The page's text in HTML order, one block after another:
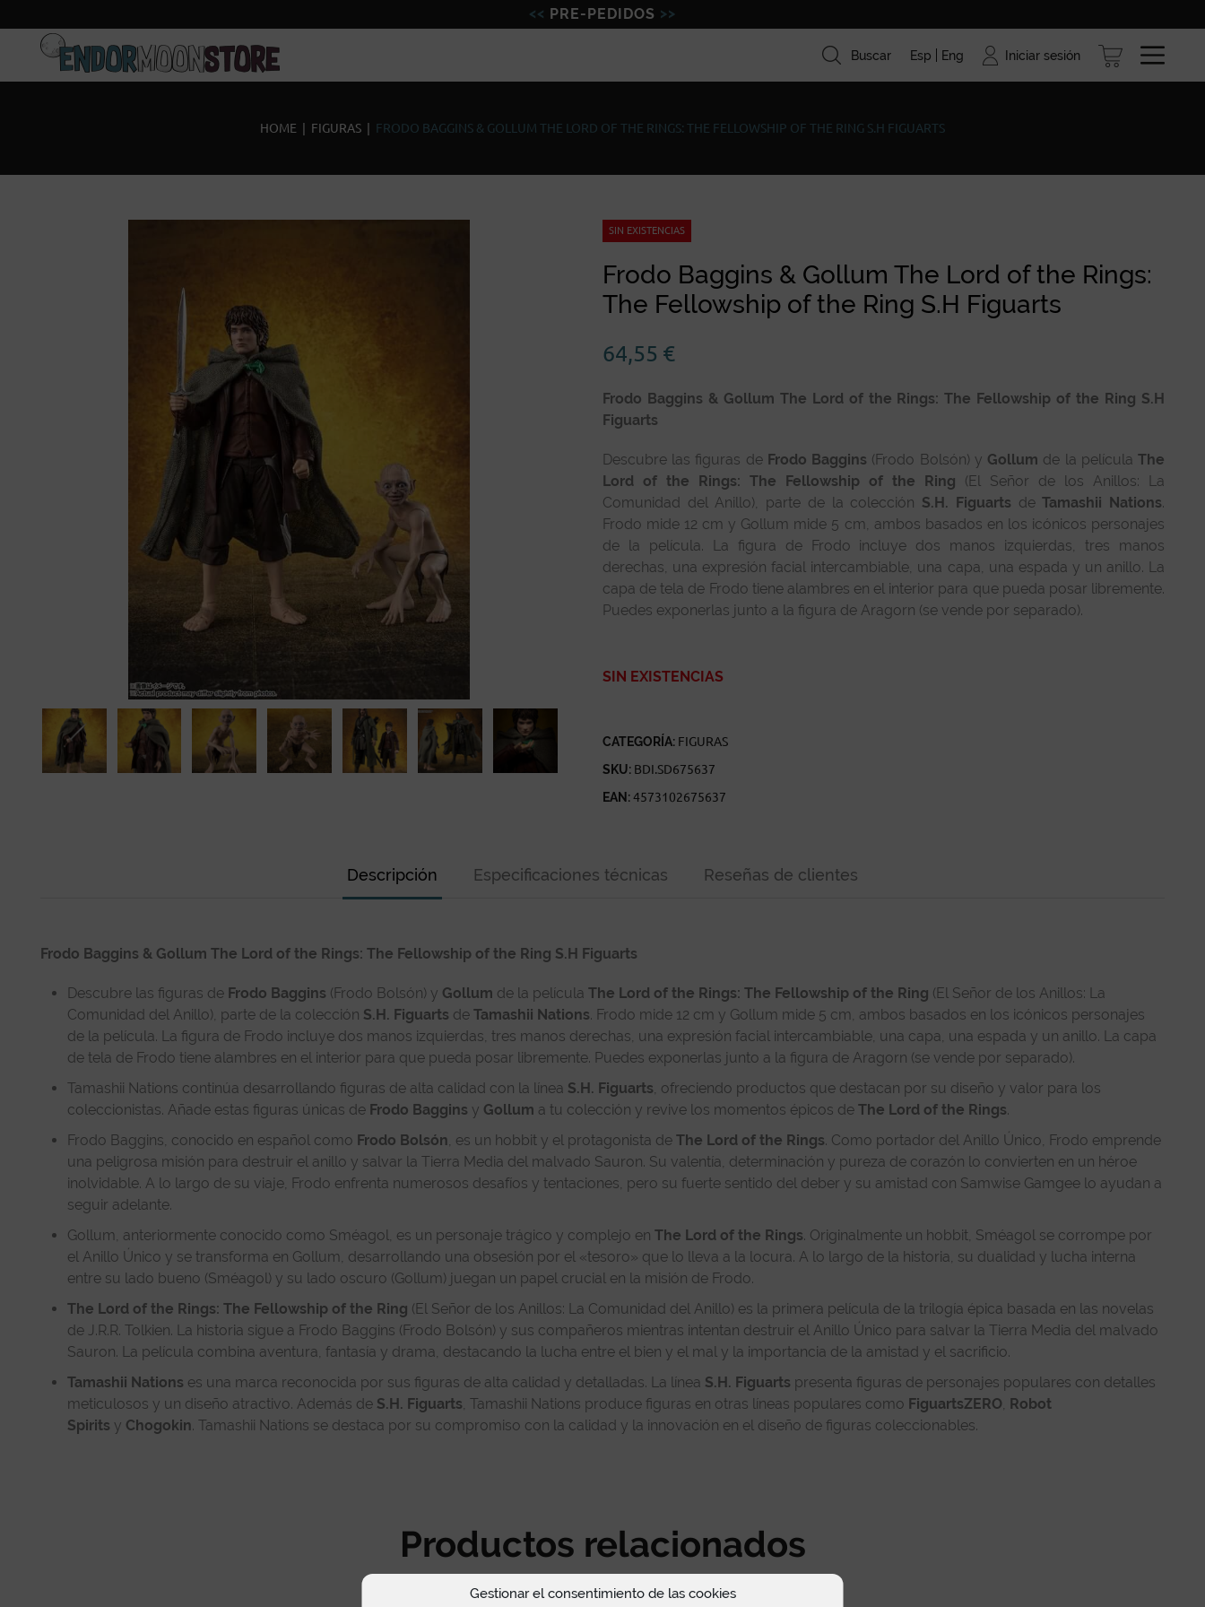
Gestionar el consentimiento de las cookies
PRE-PEDIDOS
Inicio Pre-pedidos Figuras Miniaturas Modelismo Marcas Blog
Buscar Esp Eng Iniciar sesión
HOME FIGURAS FRODO BAGGINS & GOLLUM THE LORD OF THE RINGS: THE FELLOWSHIP OF THE RING S.H FIGUARTS
SIN EXISTENCIAS
Frodo Baggins & Gollum The Lord of the Rings:
The Fellowship of the Ring S.H Figuarts
64,55 €
Frodo Baggins & Gollum The Lord of the Rings: The Fellowship of the Ring S.H
Figuarts
Descubre las figuras de Frodo Baggins (Frodo Bolsón) y Gollum de la películaThe
Lord of the Rings: The Fellowship of the Ring (El Señor de los Anillos: La
Comunidad del Anillo), parte de la colección S.H. Figuarts deTamashii Nations.
Frodo mide 12 cm y Gollum mide 5 cm, ambos basados en los icónicos personajes
de la película. La figura de Frodo incluye dos manos izquierdas, tres manos
derechas, una expresión facial intercambiable, una capa, una espada y un anillo. La
capa de tela de Frodo tiene alambres en el interior para que pueda posar libremente.
Puedes exponerlas junto a la figura de Aragorn (se vende por separado).
SIN EXISTENCIAS
CATEGORÍA: FIGURAS
SKU: BDI.SD675637
EAN:4573102675637
Descripción Especificaciones técnicas Reseñas de clientes
Frodo Baggins & Gollum The Lord of the Rings: The Fellowship of the Ring S.H Figuarts
Descubre las figuras de Frodo Baggins (Frodo Bolsón) y Gollum de la película The Lord of the Rings: The Fellowship of the Ring (El Señor de los Anillos: La
Comunidad del Anillo), parte de la colección S.H. Figuarts de Tamashii Nations. Frodo mide 12 cm y Gollum mide 5 cm, ambos basados en los icónicos personajes
de la película. La figura de Frodo incluye dos manos izquierdas, tres manos derechas, una expresión facial intercambiable, una capa, una espada y un anillo. La capa
de tela de Frodo tiene alambres en el interior para que pueda posar libremente. Puedes exponerlas junto a la figura de Aragorn (se vende por separado).
Tamashii Nations continúa desarrollando figuras de alta calidad con la línea S.H. Figuarts, ofreciendo productos que destacan por su diseño y valor para los
coleccionistas. Añade estas figuras únicas de Frodo Baggins y Gollum a tu colección y revive los momentos épicos de The Lord of the Rings.
Frodo Baggins, conocido en español como Frodo Bolsón, es un hobbit y el protagonista de The Lord of the Rings. Como portador del Anillo Único, Frodo emprende
una peligrosa misión para destruir el anillo y salvar la Tierra Media del malvado Sauron. Su valentía, determinación y pureza de corazón lo convierten en un héroe
inolvidable. A lo largo de su viaje, Frodo enfrenta numerosos desafíos y tentaciones, pero su fuerte sentido del deber y su amistad con Samwise Gamgee lo ayudan a
seguir adelante.
Gollum, anteriormente conocido como Sméagol, es un personaje trágico y complejo en The Lord of the Rings. Originalmente un hobbit, Sméagol se corrompe por
el Anillo Único y se transforma en Gollum, desarrollando una obsesión por el «tesoro» que lo lleva a la locura. A lo largo de la historia, su dualidad y lucha interna
entre su lado bueno (Sméagol) y su lado oscuro (Gollum) juegan un papel crucial en la misión de Frodo.
The Lord of the Rings: The Fellowship of the Ring (El Señor de los Anillos: La Comunidad del Anillo) es la primera película de la trilogía épica basada en las novelas
de J.R.R. Tolkien. La historia sigue a Frodo Baggins (Frodo Bolsón) y sus compañeros mientras intentan destruir el Anillo Único para salvar la Tierra Media del malvado
Sauron. La película combina aventura, fantasía y drama, destacando la lucha entre el bien y el mal y la importancia de la amistad y el sacrificio.
Tamashii Nations es una marca reconocida por sus figuras de alta calidad y detalladas. La línea S.H. Figuarts presenta figuras de personajes populares con detalles
meticulosos y un diseño atractivo. Además de S.H. Figuarts, Tamashii Nations produce figuras en otras líneas populares como FiguartsZERO, Robot
Spirits y Chogokin. Tamashii Nations se destaca por su compromiso con la calidad y la innovación en el diseño de figuras coleccionables.
Productos relacionados